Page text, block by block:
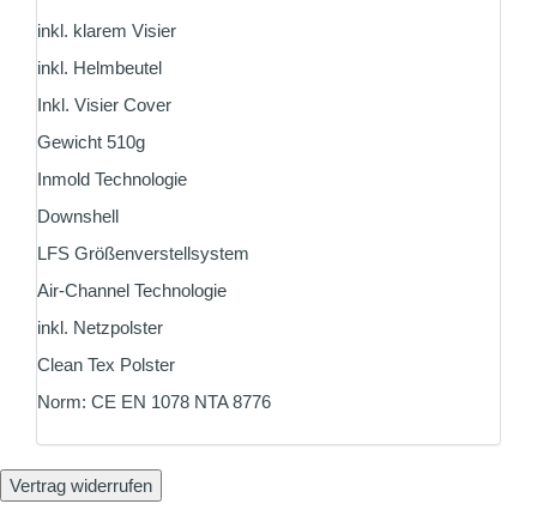
inkl. klarem Visier
inkl. Helmbeutel
Inkl. Visier Cover
Gewicht 510g
Inmold Technologie
Downshell
LFS Größenverstellsystem
Air-Channel Technologie
inkl. Netzpolster
Clean Tex Polster
Norm: CE EN 1078 NTA 8776
Vertrag widerrufen